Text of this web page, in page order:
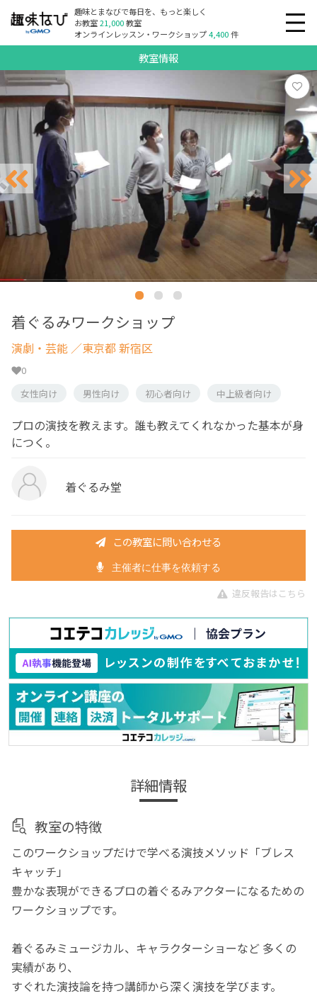
趣味とまなびで毎日を、もっと楽しく
お教室21,000教室
オンラインレッスン・ワークショップ4,400件
教室情報
着ぐるみワークショップ
演劇・芸能 ／東京都 新宿区
0
女性向け
男性向け 初心者向け 中上級者向け
プロの演技を教えます。誰も教えてくれなかった基本が身
につく。
着ぐるみ堂
この教室に問い合わせる
主催者に仕事を依頼する
違反報告はこちら
詳細情報
教室の特徴
このワークショップだけで学べる演技メソッド「ブレス
キャッチ」
豊かな表現ができるプロの着ぐるみアクターになるための
ワークショップです。
着ぐるみミュージカル、キャラクターショーなど 多くの
実績があり、
すぐれた演技論を持つ講師から深く演技を学びます。